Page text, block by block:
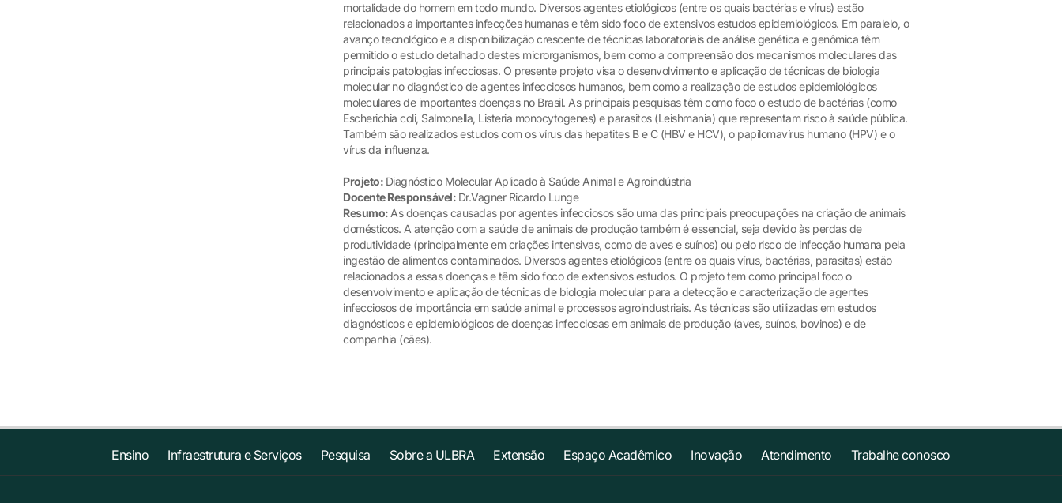
mortalidade do homem em todo mundo. Diversos agentes etiológicos (entre os quais bactérias e vírus) estão
relacionados a importantes infecções humanas e têm sido foco de extensivos estudos epidemiológicos. Em paralelo, o
avanço tecnológico e a disponibilização crescente de técnicas laboratoriais de análise genética e genômica têm
permitido o estudo detalhado destes microrganismos, bem como a compreensão dos mecanismos moleculares das
principais patologias infecciosas. O presente projeto visa o desenvolvimento e aplicação de técnicas de biologia
molecular no diagnóstico de agentes infecciosos humanos, bem como a realização de estudos epidemiológicos
moleculares de importantes doenças no Brasil. As principais pesquisas têm como foco o estudo de bactérias (como
Escherichia coli, Salmonella, Listeria monocytogenes) e parasitos (Leishmania) que representam risco à saúde pública.
Também são realizados estudos com os vírus das hepatites B e C (HBV e HCV), o papilomavírus humano (HPV) e o
vírus da influenza.
Projeto: Diagnóstico Molecular Aplicado à Saúde Animal e Agroindústria
Docente Responsável: Dr.Vagner Ricardo Lunge
Resumo: As doenças causadas por agentes infecciosos são uma das principais preocupações na criação de animais
domésticos. A atenção com a saúde de animais de produção também é essencial, seja devido às perdas de
produtividade (principalmente em criações intensivas, como de aves e suínos) ou pelo risco de infecção humana pela
ingestão de alimentos contaminados. Diversos agentes etiológicos (entre os quais vírus, bactérias, parasitas) estão
relacionados a essas doenças e têm sido foco de extensivos estudos. O projeto tem como principal foco o
desenvolvimento e aplicação de técnicas de biologia molecular para a detecção e caracterização de agentes
infecciosos de importância em saúde animal e processos agroindustriais. As técnicas são utilizadas em estudos
diagnósticos e epidemiológicos de doenças infecciosas em animais de produção (aves, suínos, bovinos) e de
companhia (cães).
Ensino Infraestrutura e Serviços Pesquisa Sobre a ULBRA Extensão Espaço Acadêmico Inovação Atendimento Trabalhe conosco